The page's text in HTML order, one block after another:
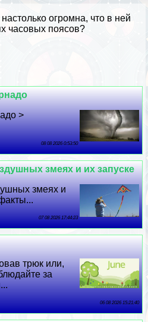
огромна, что в ней
часовых поясов?
>
08 08 2026 0:53:50
змеях и их запуске
змеях и
07 08 2026 17:44:23
трюк или,
за
06 08 2026 15:21:40